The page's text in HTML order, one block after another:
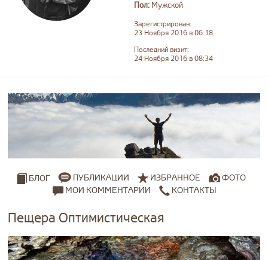
Пол: Мужской
Зарегистрирован:
23 Ноября 2016 в 06:18
Последний визит:
24 Ноября 2016 в 08:34
БЛОГ ПУБЛИКАЦИИ ИЗБРАННОЕ
ФОТО
МОИ КОММЕНТАРИИ
КОНТАКТЫ
Пещера Оптимистическая